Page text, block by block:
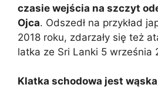
czasie wejścia na szczyt
Ojca. Odszedł na przykład
2018 roku, zdarzały się też
latka ze Sri Lanki 5 września
Klatka schodowa jest wąska